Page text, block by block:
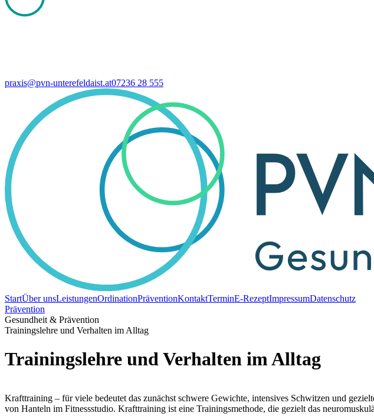
praxis@pvn-unterefeldaist.at07236 28 555
StartÜber unsLeistungenOrdinationPräventionKontaktTerminE-RezeptImpressumDatenschutz
Prävention
Gesundheit & Prävention
Trainingslehre und Verhalten im Alltag
Trainingslehre und Verhalten im Alltag
Krafttraining – für viele bedeutet das zunächst schwere Gewichte, intensives Schwitzen und
von Hanteln im Fitnessstudio. Krafttraining ist eine Trainingsmethode, die gezielt das